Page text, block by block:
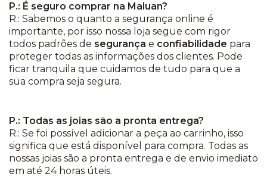
P.: É seguro comprar na Maluan?
R.: Sabemos o quanto a segurança online é
importante, por isso nossa loja segue com rigor
todos padrões de segurança e confiabilidade para
proteger todas as informações dos clientes. Pode
ficar tranquila que cuidamos de tudo para que a
sua compra seja segura.
P.: Todas as joias são a pronta entrega?
R.: Se foi possível adicionar a peça ao carrinho, isso
significa que está disponível para compra. Todas as
nossas joias são a pronta entrega e de envio imediato
em até 24 horas úteis.